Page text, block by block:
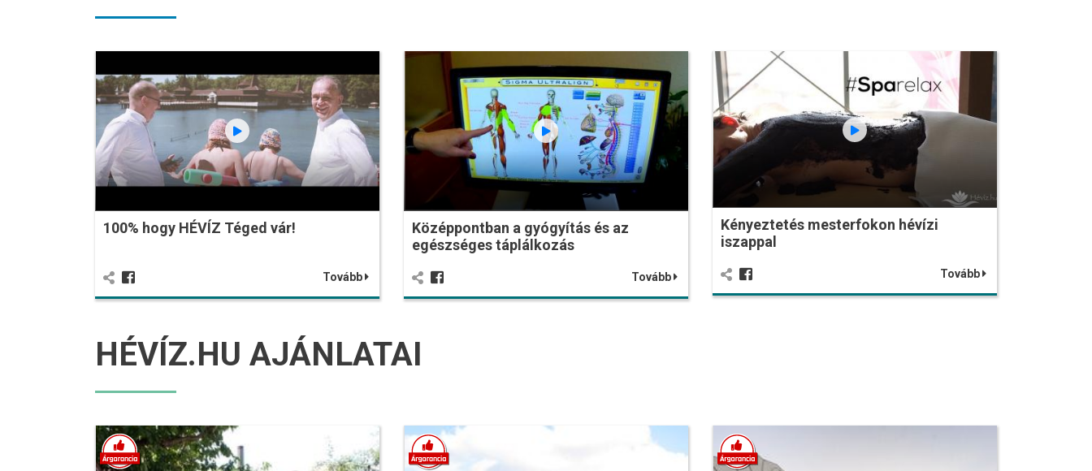
100% hogy HÉVÍZ Téged vár!
Tovább
Középpontban a gyógyítás és az
egészséges táplálkozás
Tovább
Kényeztetés mesterfokon hévízi
iszappal
Tovább
HÉVÍZ.HU AJÁNLATAI